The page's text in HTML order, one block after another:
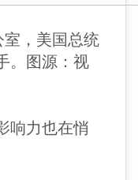
，美国总统
。图源：视
响力也在悄